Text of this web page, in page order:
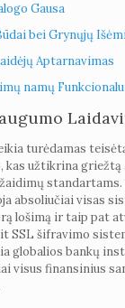
Gausa
bei Grynųjų
Aptarnavimas
namų
turėdamas
kas užtikrina
standartams.
absoliučiai visas
lošimą ir taip pat
SSL šifravimo
globalios bankų
visus finansinius